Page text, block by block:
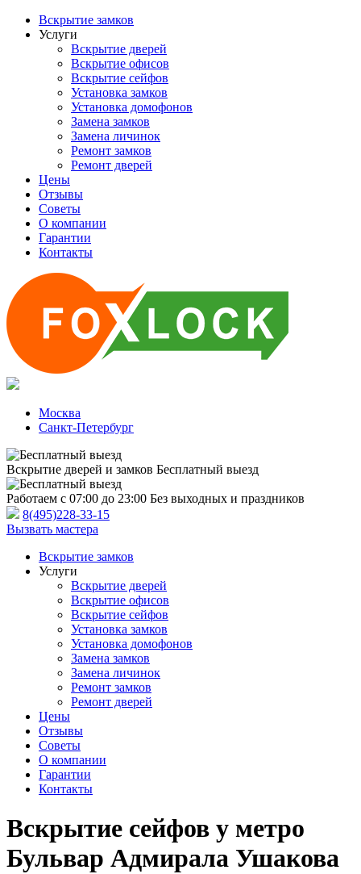
Вскрытие замков
Услуги
Вскрытие дверей
Вскрытие офисов
Вскрытие сейфов
Установка замков
Установка домофонов
Замена замков
Замена личинок
Ремонт замков
Ремонт дверей
Цены
Отзывы
Советы
О компании
Гарантии
Контакты
Москва
Санкт-Петербург
Вскрытие дверей и замков Бесплатный выезд
Работаем с 07:00 до 23:00 Без выходных и праздников
8(495)228-33-15
Вызвать мастера
Вскрытие замков
Услуги
Вскрытие дверей
Вскрытие офисов
Вскрытие сейфов
Установка замков
Установка домофонов
Замена замков
Замена личинок
Ремонт замков
Ремонт дверей
Цены
Отзывы
Советы
О компании
Гарантии
Контакты
Вскрытие сейфов у метро
Бульвар Адмирала Ушакова